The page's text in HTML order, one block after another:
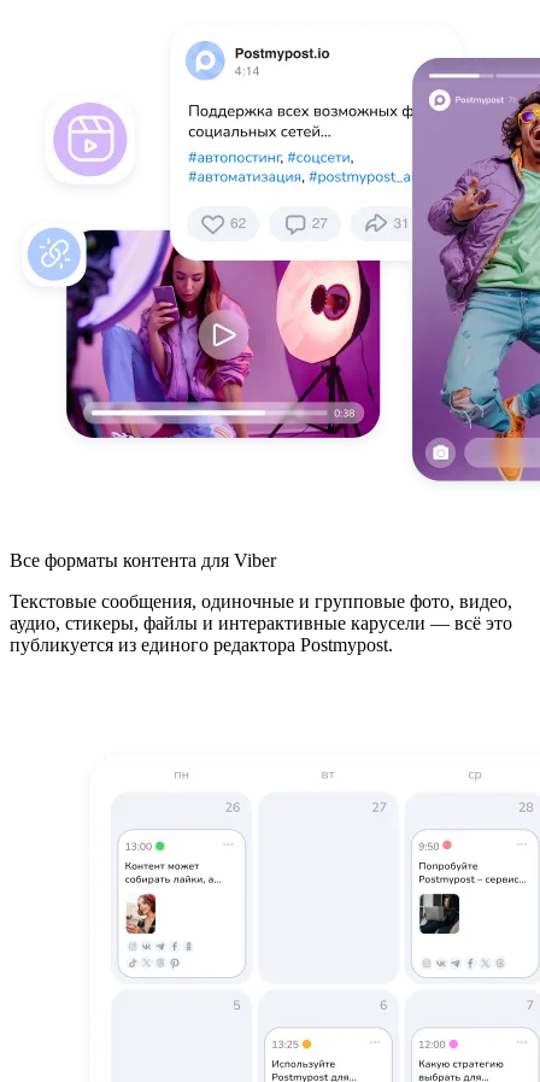
Все форматы контента для Viber
Текстовые сообщения, одиночные и групповые фото, видео,
аудио, стикеры, файлы и интерактивные карусели — всё это
публикуется из единого редактора Postmypost.